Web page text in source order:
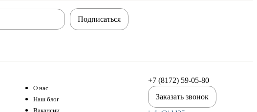
Подписаться
О нас
Наш блог
Вакансии
+7 (8172) 59-05-80
Заказать звонок